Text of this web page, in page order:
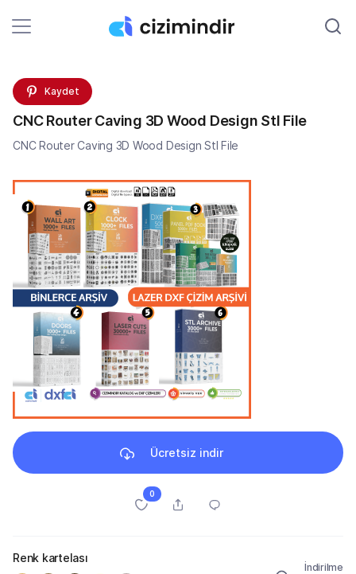
Kaydet
CNC Router Caving 3D Wood Design Stl File
CNC Router Caving 3D Wood Design Stl File
Ücretsiz indir
0
Renk kartelası
İndirilme